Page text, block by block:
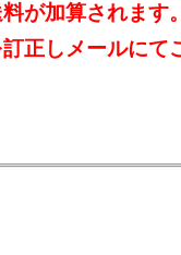
が加算されます
正しメールにて